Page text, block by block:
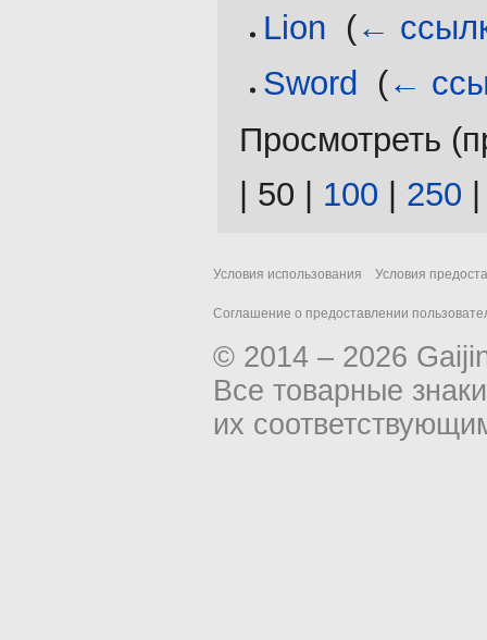
Lion (←
Sword
(←
Просмотреть (
| 50 | 100 | 250
Условия использования Условия
Соглашение о предоставлении
© 2014 – 2026
Все товарные
их